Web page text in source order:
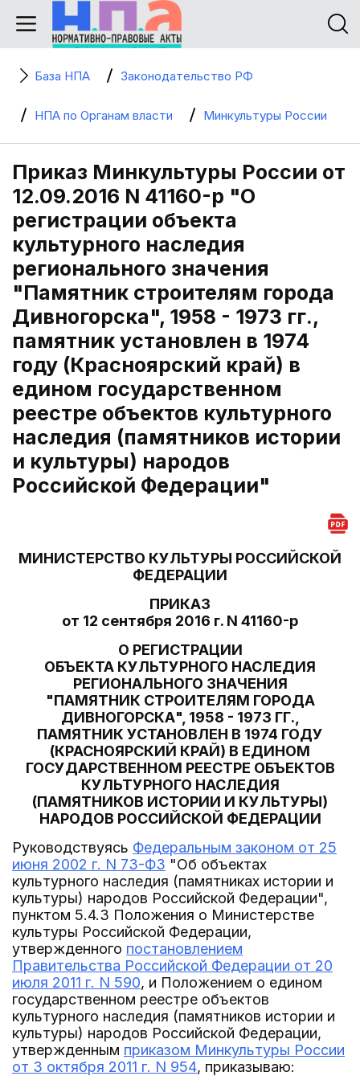
База НПА Законодательство РФ
НПА по Органам власти Минкультуры России
Приказ Минкультуры России от
12.09.2016 N 41160-р "О
регистрации объекта
культурного наследия
регионального значения
"Памятник строителям города
Дивногорска", 1958 - 1973 гг.,
памятник установлен в 1974
году (Красноярский край) в
едином государственном
реестре объектов культурного
наследия (памятников истории
и культуры) народов
Российской Федерации"
МИНИСТЕРСТВО КУЛЬТУРЫ РОССИЙСКОЙ
ФЕДЕРАЦИИ
ПРИКАЗ
от 12 сентября 2016 г. N 41160-р
О РЕГИСТРАЦИИ
ОБЪЕКТА КУЛЬТУРНОГО НАСЛЕДИЯ
РЕГИОНАЛЬНОГО ЗНАЧЕНИЯ
"ПАМЯТНИК СТРОИТЕЛЯМ ГОРОДА
ДИВНОГОРСКА", 1958 - 1973 ГГ.,
ПАМЯТНИК УСТАНОВЛЕН В 1974 ГОДУ
(КРАСНОЯРСКИЙ КРАЙ) В ЕДИНОМ
ГОСУДАРСТВЕННОМ РЕЕСТРЕ ОБЪЕКТОВ
КУЛЬТУРНОГО НАСЛЕДИЯ
(ПАМЯТНИКОВ ИСТОРИИ И КУЛЬТУРЫ)
НАРОДОВ РОССИЙСКОЙ ФЕДЕРАЦИИ
Руководствуясь Федеральным законом от 25
июня 2002 г. N 73-ФЗ "Об объектах
культурного наследия (памятниках истории и
культуры) народов Российской Федерации",
пунктом 5.4.3 Положения о Министерстве
культуры Российской Федерации,
утвержденного постановлением
Правительства Российской Федерации от 20
июля 2011 г. N 590, и Положением о едином
государственном реестре объектов
культурного наследия (памятников истории и
культуры) народов Российской Федерации,
утвержденным приказом Минкультуры России
от 3 октября 2011 г. N 954, приказываю: